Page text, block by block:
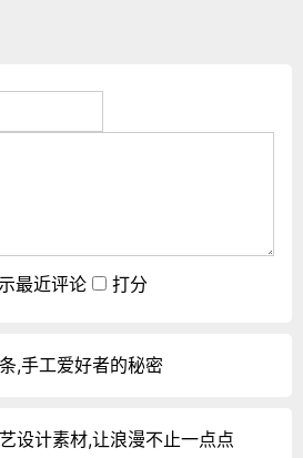
最近评论 打分
,手工爱好者的秘密
设计素材,让浪漫不止一点点